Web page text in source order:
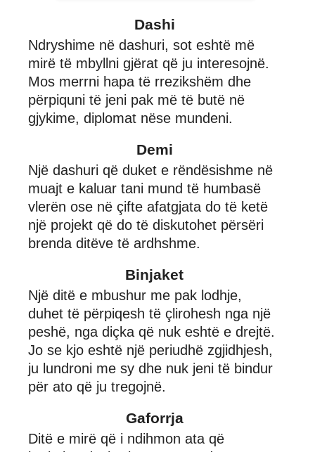
Dashi
Ndryshime në dashuri, sot eshtë më
mirë të mbyllni gjërat që ju interesojnë.
Mos merrni hapa të rrezikshëm dhe
përpiquni të jeni pak më të butë në
gjykime, diplomat nëse mundeni.
Demi
Një dashuri që duket e rëndësishme në
muajt e kaluar tani mund të humbasë
vlerën ose në çifte afatgjata do të ketë
një projekt që do të diskutohet përsëri
brenda ditëve të ardhshme.
Binjaket
Një ditë e mbushur me pak lodhje,
duhet të përpiqesh të çlirohesh nga një
peshë, nga diçka që nuk eshtë e drejtë.
Jo se kjo eshtë një periudhë zgjidhjesh,
ju lundroni me sy dhe nuk jeni të bindur
për ato që ju tregojnë.
Gaforrja
Ditë e mirë që i ndihmon ata që